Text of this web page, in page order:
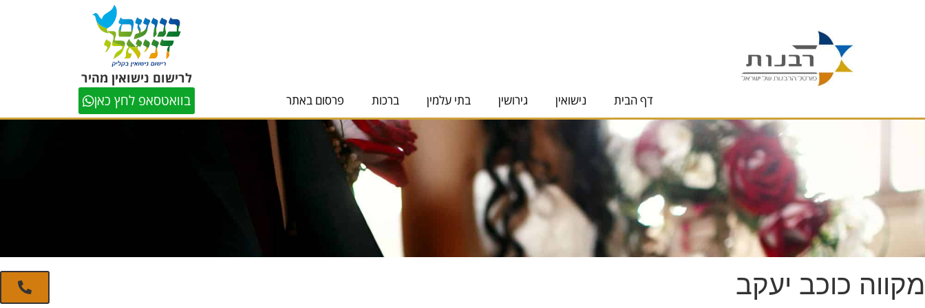
דף הבית נישואין גירושין בתי עלמין ברכות פרסום באתר
לרישום נישואין מהיר
בוואטסאפ לחץ כאן
מקווה כוכב יעקב